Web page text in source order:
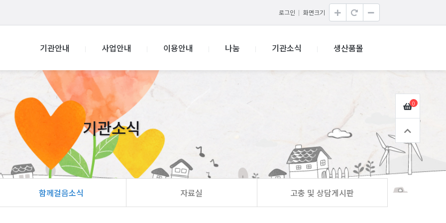
로그인 화면크기
기관안내 사업안내 이용안내 나눔 기관소식 생산품몰
기관소식
함께걸음소식 자료실 고충 및 상담게시판
0